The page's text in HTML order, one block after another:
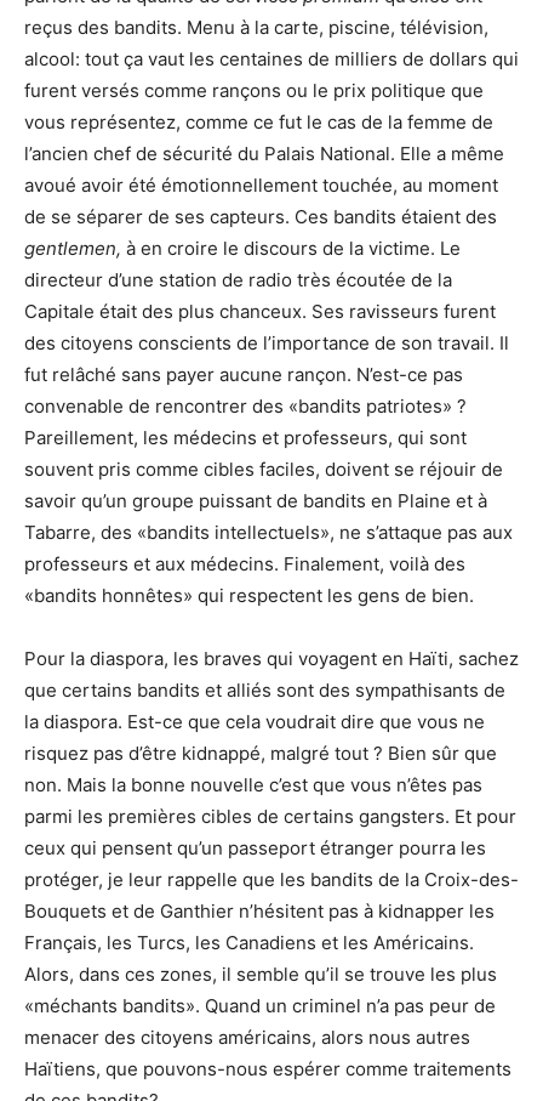
reçus des bandits. Menu à la carte, piscine, télévision,
alcool: tout ça vaut les centaines de milliers de dollars qui
furent versés comme rançons ou le prix politique que
vous représentez, comme ce fut le cas de la femme de
l’ancien chef de sécurité du Palais National. Elle a même
avoué avoir été émotionnellement touchée, au moment
de se séparer de ses capteurs. Ces bandits étaient des
gentlemen, à en croire le discours de la victime. Le
directeur d’une station de radio très écoutée de la
Capitale était des plus chanceux. Ses ravisseurs furent
des citoyens conscients de l’importance de son travail. Il
fut relâché sans payer aucune rançon. N’est-ce pas
convenable de rencontrer des «bandits patriotes» ?
Pareillement, les médecins et professeurs, qui sont
souvent pris comme cibles faciles, doivent se réjouir de
savoir qu’un groupe puissant de bandits en Plaine et à
Tabarre, des «bandits intellectuels», ne s’attaque pas aux
professeurs et aux médecins. Finalement, voilà des
«bandits honnêtes» qui respectent les gens de bien.
Pour la diaspora, les braves qui voyagent en Haïti, sachez
que certains bandits et alliés sont des sympathisants de
la diaspora. Est-ce que cela voudrait dire que vous ne
risquez pas d’être kidnappé, malgré tout ? Bien sûr que
non. Mais la bonne nouvelle c’est que vous n’êtes pas
parmi les premières cibles de certains gangsters. Et pour
ceux qui pensent qu’un passeport étranger pourra les
protéger, je leur rappelle que les bandits de la Croix-des-
Bouquets et de Ganthier n’hésitent pas à kidnapper les
Français, les Turcs, les Canadiens et les Américains.
Alors, dans ces zones, il semble qu’il se trouve les plus
«méchants bandits». Quand un criminel n’a pas peur de
menacer des citoyens américains, alors nous autres
Haïtiens, que pouvons-nous espérer comme traitements